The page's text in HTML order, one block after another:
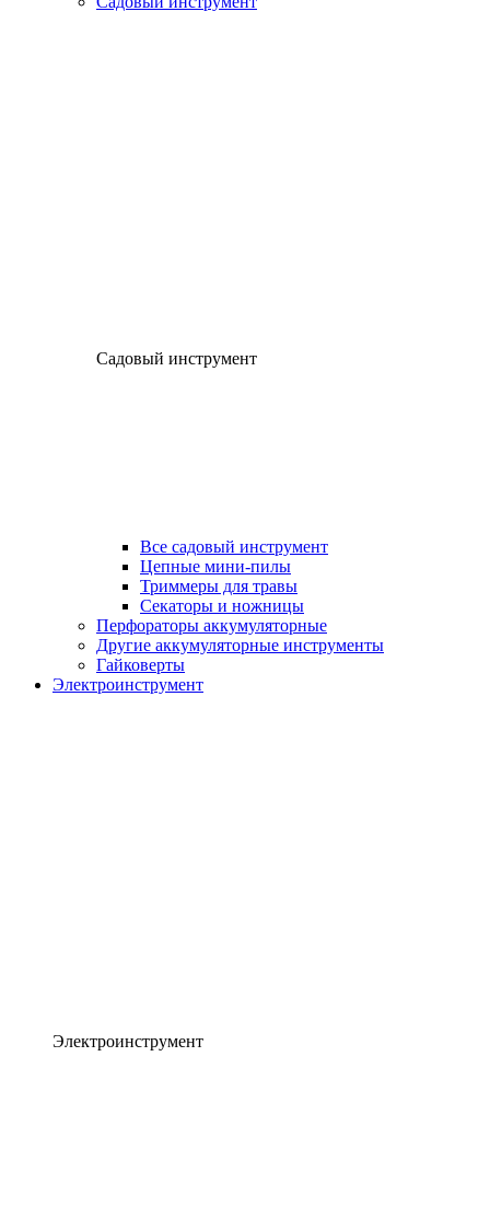
Садовый инструмент
Все садовый инструмент
Цепные мини-пилы
Триммеры для травы
Секаторы и ножницы
Перфораторы аккумуляторные
Другие аккумуляторные инструменты
Гайковерты
Электроинструмент
Электроинструмент